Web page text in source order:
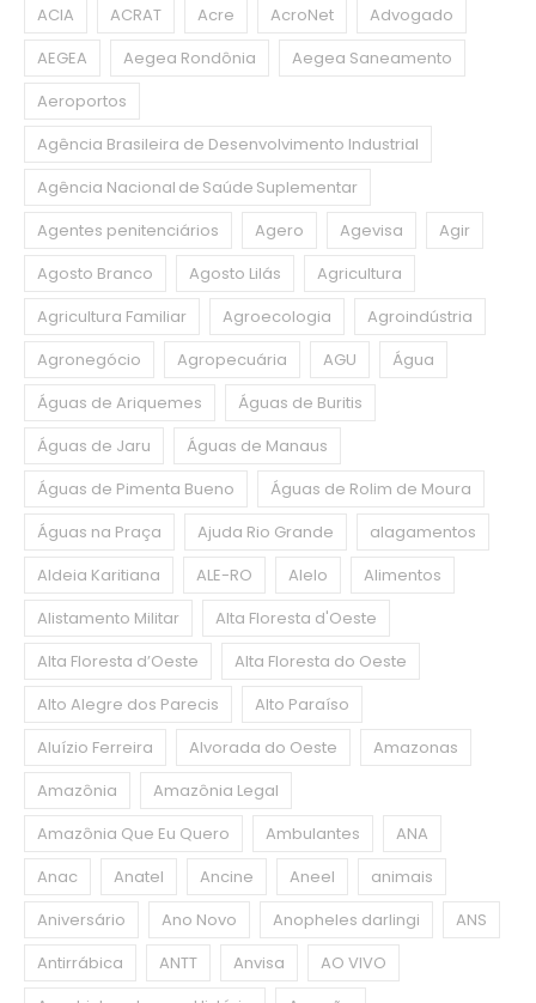
ACIA
ACRAT Acre AcroNet
Advogado
AEGEA
Aegea Rondônia
Aegea Saneamento
Aeroportos
Agência Brasileira de Desenvolvimento Industrial
Agência Nacional de Saúde Suplementar
Agentes penitenciários
Agero Agevisa
Agir
Agosto Branco
Agosto Lilás
Agricultura
Agricultura Familiar
Agroecologia
Agroindústria
Agronegócio
Agropecuária AGU
Água
Águas de Ariquemes
Águas de Buritis
Águas de Jaru
Águas de Manaus
Águas de Pimenta Bueno
Águas de Rolim de Moura
Águas na Praça
Ajuda Rio Grande
alagamentos
Aldeia Karitiana
ALE-RO Alelo
Alimentos
Alistamento Militar
Alta Floresta d'Oeste
Alta Floresta d’Oeste
Alta Floresta do Oeste
Alto Alegre dos Parecis
Alto Paraíso
Aluízio Ferreira
Alvorada do Oeste
Amazonas
Amazônia
Amazônia Legal
Amazônia Que Eu Quero
Ambulantes
ANA
Anac
Anatel Ancine Aneel
animais
Aniversário
Ano Novo Anopheles darlingi
ANS
Antirrábica
ANTT Anvisa
AO VIVO